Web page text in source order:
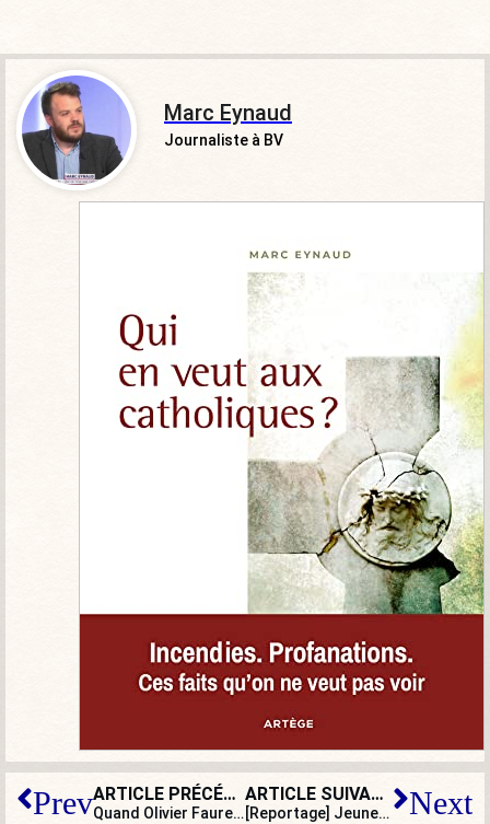
Marc Eynaud
Journaliste à BV
Prev ARTICLE PRÉCÉDENT
Quand Olivier Faure attaque « la tyrannie du mérite ». On se pince…
ARTICLE SUIVANT
[Reportage] Jeunes et antifas : à quand la retraite ? Next